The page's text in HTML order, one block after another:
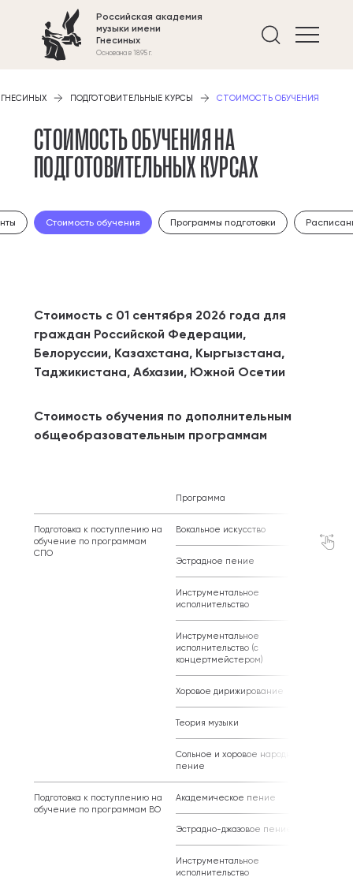
Российская академия
музыки имени
Гнесиных
Основана в 1895 г.
Найти
ПОДГОТОВИТЕЛЬНЫЕ КУРСЫ СТОИМОСТЬ ОБУЧЕНИЯ
СТОИМОСТЬ ОБУЧЕНИЯ НА
ПОДГОТОВИТЕЛЬНЫХ КУРСАХ
Стоимость обучения Программы подготовки
Стоимость с 01 сентября 2026 года для
граждан Российской Федерации,
Белоруссии, Казахстана, Кыргызстана,
Таджикистана, Абхазии, Южной Осетии
Стоимость обучения по дополнительным
общеобразовательным программам
Программа
Подготовка к поступлению на
обучение по программам
СПО
Вокальное искусство
Эстрадное пение
Инструментальное
исполнительство
Инструментальное
исполнительство (с
концертмейстером)
Хоровое дирижирование
Теория музыки
Сольное и хоровое народное
пение
Подготовка к поступлению на
обучение по программам ВО
Академическое пение
Эстрадно-джазовое пение
Инструментальное
исполнительство